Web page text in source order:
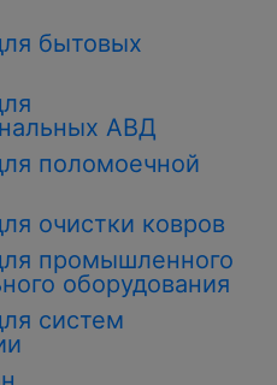
бытовых
АВД
поломоечной
очистки ковров
промышленного
оборудования
систем